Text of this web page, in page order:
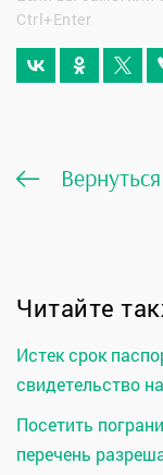
Ctrl+Enter
Читайте
Истек срок
свидетельство
Посетить
перечень